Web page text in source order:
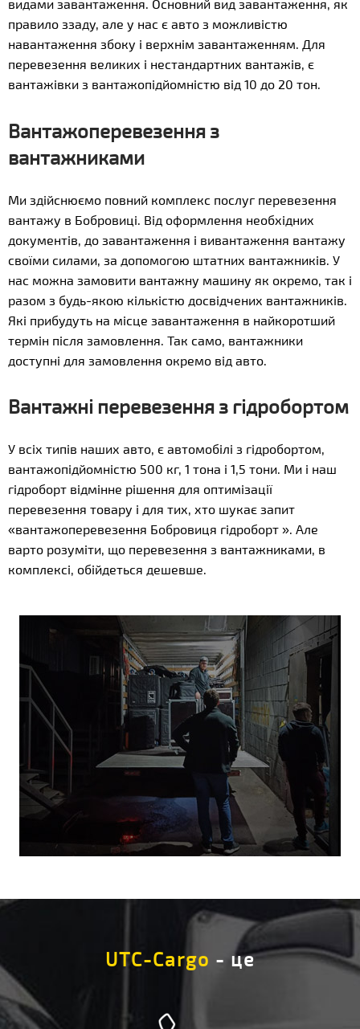
видами завантаження. Основний вид завантаження, як
правило ззаду, але у нас є авто з можливістю
навантаження збоку і верхнім завантаженням. Для
перевезення великих і нестандартних вантажів, є
вантажівки з вантажопідйомністю від 10 до 20 тон.
Вантажоперевезення з
вантажниками
Ми здійснюємо повний комплекс послуг перевезення
вантажу в Бобровиці. Від оформлення необхідних
документів, до завантаження і вивантаження вантажу
своїми силами, за допомогою штатних вантажників. У
нас можна замовити вантажну машину як окремо, так і
разом з будь-якою кількістю досвідчених вантажників.
Які прибудуть на місце завантаження в найкоротший
термін після замовлення. Так само, вантажники
доступні для замовлення окремо від авто.
Вантажні перевезення з гідробортом
У всіх типів наших авто, є автомобілі з гідробортом,
вантажопідйомністю 500 кг, 1 тона і 1,5 тони. Ми і наш
гідроборт відмінне рішення для оптимізації
перевезення товару і для тих, хто шукає запит
«вантажоперевезення Бобровиця гідроборт ». Але
варто розуміти, що перевезення з вантажниками, в
комплексі, обійдеться дешевше.
UTC-Cargo - це